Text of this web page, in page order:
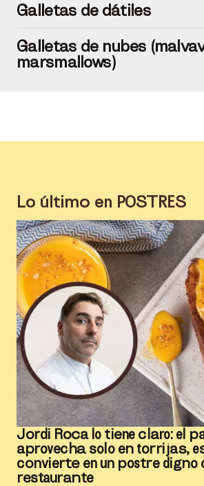
Galletas de dátiles
Galletas de nubes
marsmallows)
Lo último en POSTRES
Jordi Roca lo tiene claro: el
aprovecha solo en torrijas,
convierte en un postre digno
restaurante